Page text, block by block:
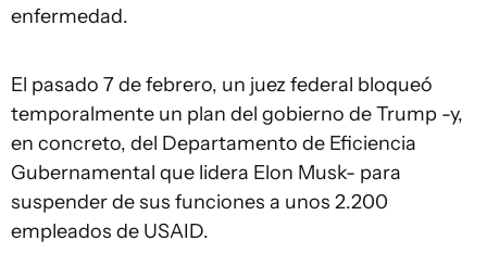
enfermedad.
El pasado 7 de febrero, un juez federal bloqueó
temporalmente un plan del gobierno de Trump -y,
en concreto, del Departamento de Eficiencia
Gubernamental que lidera Elon Musk- para
suspender de sus funciones a unos 2.200
empleados de USAID.